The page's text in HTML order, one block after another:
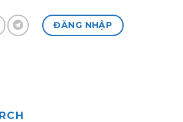
ĐĂNG NHẬP